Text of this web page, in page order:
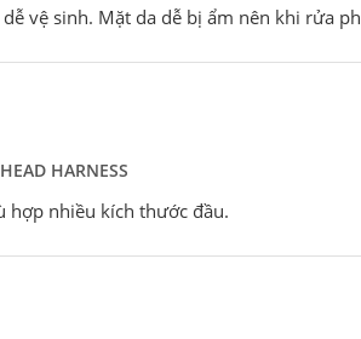
vệ sinh. Mặt da dễ bị ẩm nên khi rửa
HARNESS
hợp nhiều kích thước đầu.